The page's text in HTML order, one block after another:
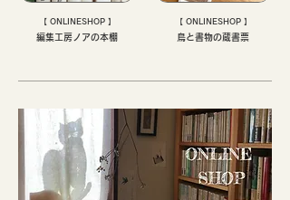
【 ONLINESHOP 】
編集工房ノアの本棚
【 ONLINESHOP 】
鳥と書物の蔵書票